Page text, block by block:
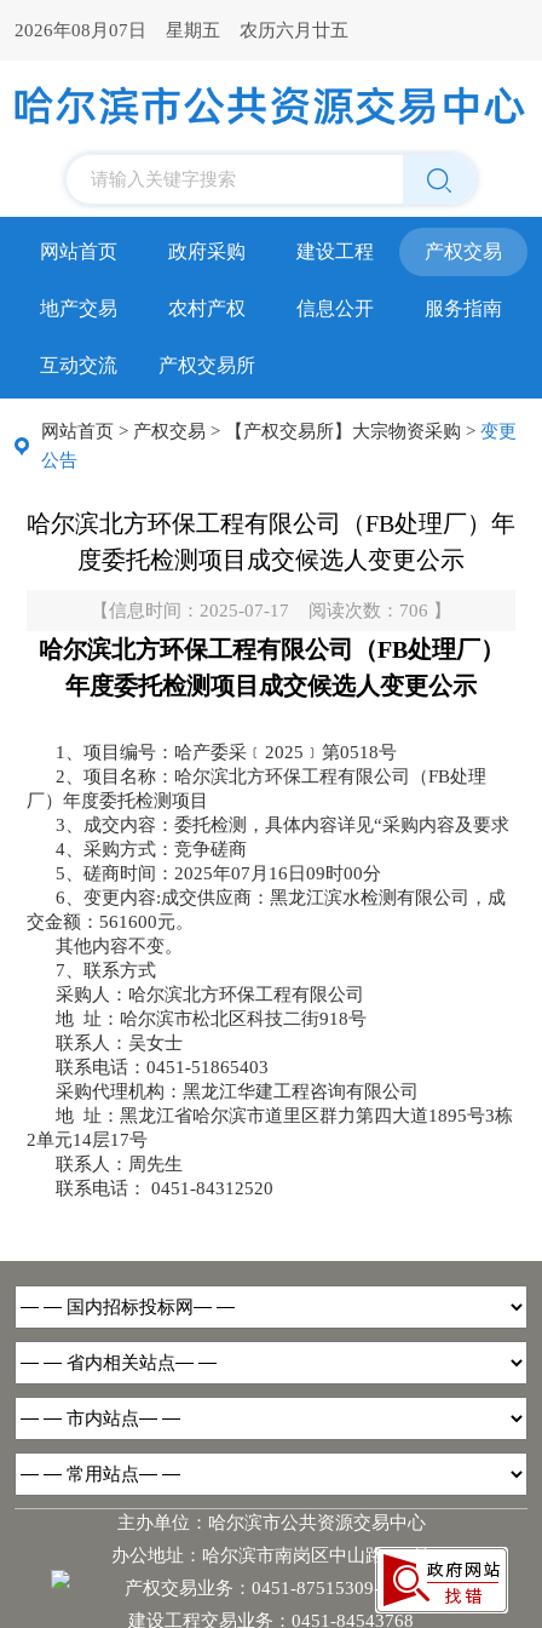
2026年08月07日 星期五 农历六月廿五
请输入关键字搜索
网站首页 政府采购 建设工程 产权交易
地产交易 农村产权 信息公开 服务指南
互动交流 产权交易所
网站首页 > 产权交易 > 【产权交易所】大宗物资采购 > 变更
公告
哈尔滨北方环保工程有限公司（FB处理厂）年
度委托检测项目成交候选人变更公示
【信息时间：2025-07-17 阅读次数： 706 】
哈尔滨北方环保工程有限公司（FB处理厂）
年度委托检测项目成交候选人变更公示
1、项目编号：哈产委采﹝2025﹞第0518号
2、项目名称： 哈尔滨北方环保工程有限公司（FB处理
厂）年度委托检测项目
3、 成交内容 ： 委托检测，具体内容详见“采购内容及要求
4、采购方式：竞争磋商
5、磋商时间：2025年07月 16 日09时00分
6、 变更内容:成交供应商：黑龙江滨水检测有限公司 ， 成
交金额： 561600元。
其他内容不变。
7、联系方式
采购人： 哈尔滨北方环保工程有限公司
地 址：哈尔滨市松北区科技二街918号
联系人： 吴女士
联系电话： 0451-51865403
采购代理机构： 黑龙江华建工程咨询有限公司
地 址： 黑龙江省哈尔滨市道里区群力第四大道1895号3栋
2单元14层17号
联系人： 周先生
联系电话：
0451-84312520
主办单位：哈尔滨市公共资源交易中心
办公地址：哈尔滨市南岗区中山路181号
产权交易业务：0451-87515309-6068
建设工程交易业务：0451-84543768